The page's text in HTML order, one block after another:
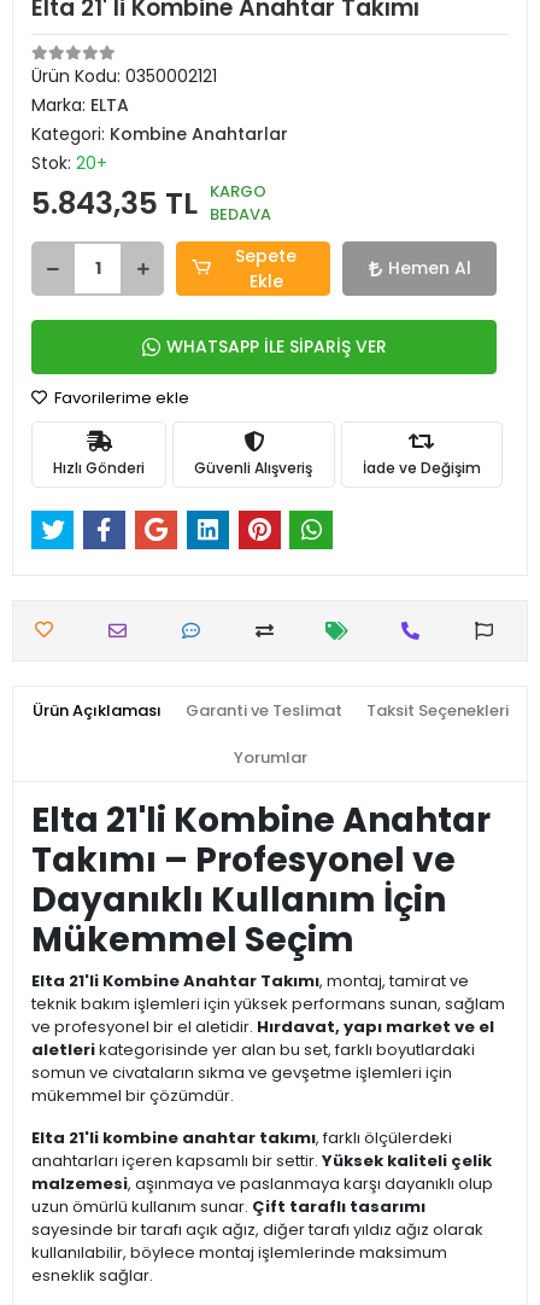
Elta 21' li Kombine Anahtar Takımı
Ürün Kodu: 0350002121
Marka: ELTA
Kategori: Kombine Anahtarlar
Stok: 20+
5.843,35 TL KARGO
BEDAVA
Sepete
Ekle
Hemen Al
WHATSAPP İLE SİPARİŞ VER
Favorilerime ekle
Hızlı Gönderi Güvenli Alışveriş İade ve Değişim
Ürün Açıklaması Garanti ve Teslimat Taksit Seçenekleri
Yorumlar
Elta 21'li Kombine Anahtar
Takımı – Profesyonel ve
Dayanıklı Kullanım İçin
Mükemmel Seçim
Elta 21'li Kombine Anahtar Takımı, montaj, tamirat ve
teknik bakım işlemleri için yüksek performans sunan, sağlam
ve profesyonel bir el aletidir. Hırdavat, yapı market ve el
aletlerikategorisinde yer alan bu set, farklı boyutlardaki
somun ve civataların sıkma ve gevşetme işlemleri için
mükemmel bir çözümdür.
Elta 21'li kombine anahtar takımı, farklı ölçülerdeki
anahtarları içeren kapsamlı bir settir. Yüksek kaliteli çelik
malzemesi, aşınmaya ve paslanmaya karşı dayanıklı olup
uzun ömürlü kullanım sunar. Çift taraflı tasarımı
sayesinde bir tarafı açık ağız, diğer tarafı yıldız ağız olarak
kullanılabilir, böylece montaj işlemlerinde maksimum
esneklik sağlar.